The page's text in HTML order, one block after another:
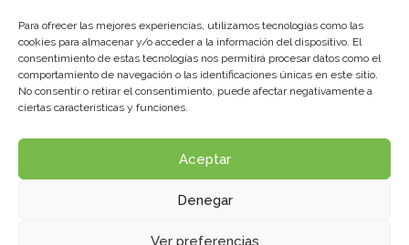
Para ofrecer las mejores experiencias, utilizamos tecnologías como las
cookies para almacenar y/o acceder a la información del dispositivo. El
consentimiento de estas tecnologías nos permitirá procesar datos como el
comportamiento de navegación o las identificaciones únicas en este sitio.
No consentir o retirar el consentimiento, puede afectar negativamente a
ciertas características y funciones.
Aceptar
Denegar
Ver preferencias
You must be logged in to access this
course
This course is only available for registered
Click here to login